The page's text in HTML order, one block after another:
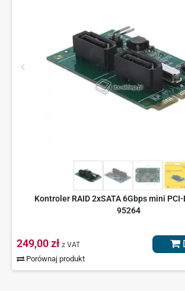
Kontroler RAID 2xSATA 6Gbps mini
95264
249,00 zł z VAT
Porównaj produkt